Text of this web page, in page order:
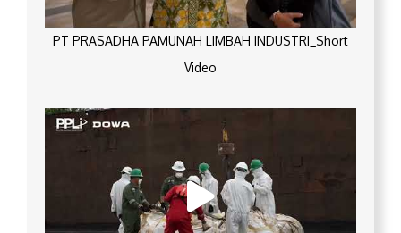
PT PRASADHA PAMUNAH LIMBAH INDUSTRI_Short
Video